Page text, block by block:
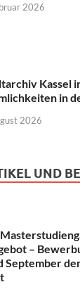
2026
Kassel
in
2026
UND
–
September